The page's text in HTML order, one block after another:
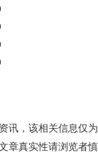
讯，该相关信息仅为
章真实性请浏览者慎